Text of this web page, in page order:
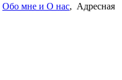
Обо мне и О нас, Адресная